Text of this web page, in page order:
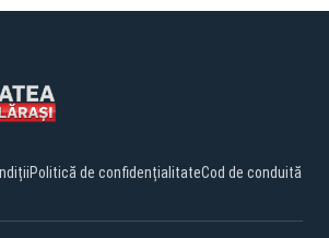
Politică de confidențialitateCod de conduită